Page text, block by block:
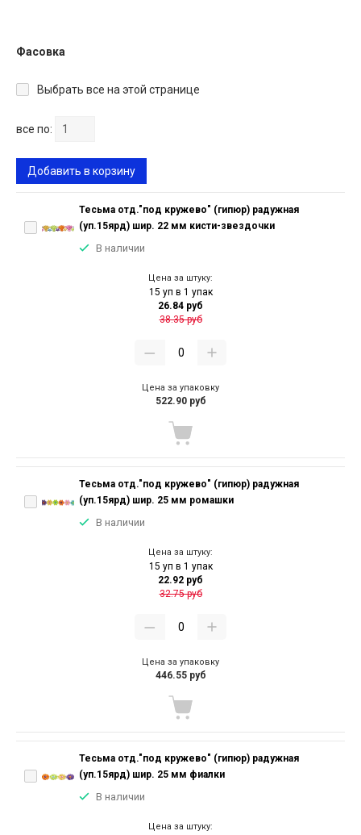
Фасовка
Выбрать все на этой странице
все по:
Добавить в корзину
Тесьма отд."под кружево" (гипюр) радужная
(уп.15ярд) шир. 22 мм кисти-звездочки
В наличии
Цена за штуку:
15 уп в 1 упак
26.84 руб
38.35 руб
Цена за упаковку
522.90 руб
Тесьма отд."под кружево" (гипюр) радужная
(уп.15ярд) шир. 25 мм ромашки
В наличии
Цена за штуку:
15 уп в 1 упак
22.92 руб
32.75 руб
Цена за упаковку
446.55 руб
Тесьма отд."под кружево" (гипюр) радужная
(уп.15ярд) шир. 25 мм фиалки
В наличии
Цена за штуку: